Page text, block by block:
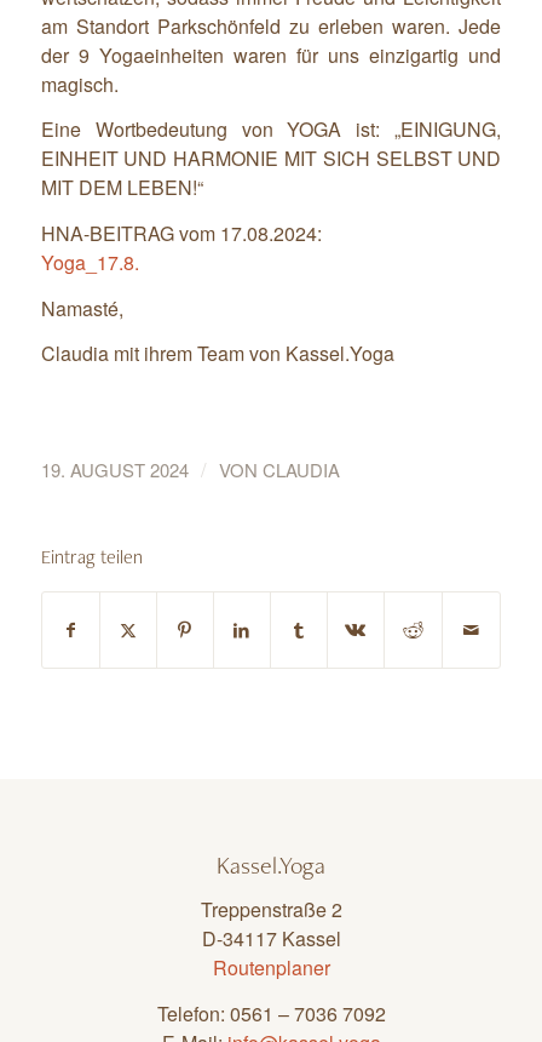
am Standort Parkschönfeld zu erleben waren. Jede
der 9 Yogaeinheiten waren für uns einzigartig und
magisch.
Eine Wortbedeutung von YOGA ist: „EINIGUNG,
EINHEIT UND HARMONIE MIT SICH SELBST UND
MIT DEM LEBEN!“
HNA-BEITRAG vom 17.08.2024:
Yoga_17.8.
Namasté,
Claudia mit ihrem Team von Kassel.Yoga
19. AUGUST 2024 / VON CLAUDIA
Eintrag teilen
Kassel.Yoga
Treppenstraße 2
D-34117 Kassel
Routenplaner
Telefon: 0561 – 7036 7092